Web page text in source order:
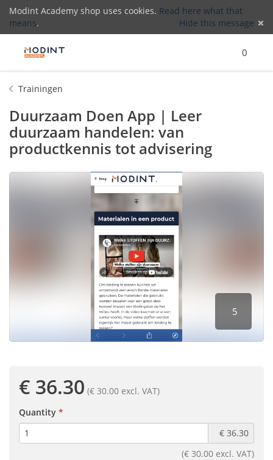
Modint Academy shop uses cookies. Read here what that
means. Hide this message
Menu SearchCart
0
Trainingen
Duurzaam Doen App | Leer
duurzaam handelen: van
productkennis tot advisering
5
€ 36.30 (€ 30.00 excl. VAT)
Quantity (required)
€ 36.30
(€ 30.00 excl. VAT)